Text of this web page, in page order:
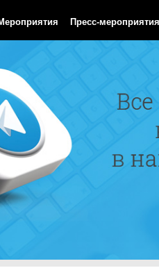
Пресс-мероприятия